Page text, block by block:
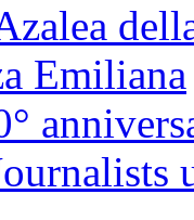
Emiliana